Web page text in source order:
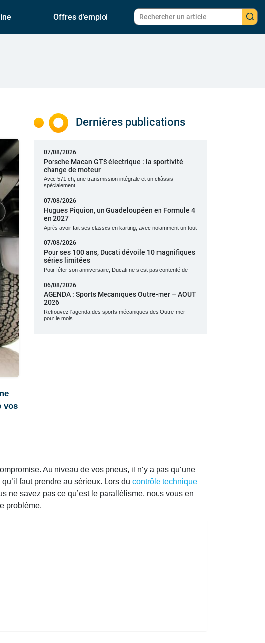
Offres d’emploi
vos
Dernières publications
07/08/2026
Porsche Macan GTS électrique : la sportivité
change de moteur
Avec 571 ch, une transmission intégrale et un châssis
spécialement
07/08/2026
Hugues Piquion, un Guadeloupéen en Formule 4
en 2027
Après avoir fait ses classes en karting, avec notamment un tout
07/08/2026
Pour ses 100 ans, Ducati dévoile 10 magnifiques
séries limitées
Pour fêter son anniversaire, Ducati ne s’est pas contenté de
06/08/2026
AGENDA : Sports Mécaniques Outre-mer – AOUT
2026
Retrouvez l'agenda des sports mécaniques des Outre-mer
pour le mois
Au niveau de vos pneus, il n’y a pas qu’une
faut prendre au sérieux. Lors du contrôle technique
ne savez pas ce qu’est le parallélisme, nous vous en
problème.